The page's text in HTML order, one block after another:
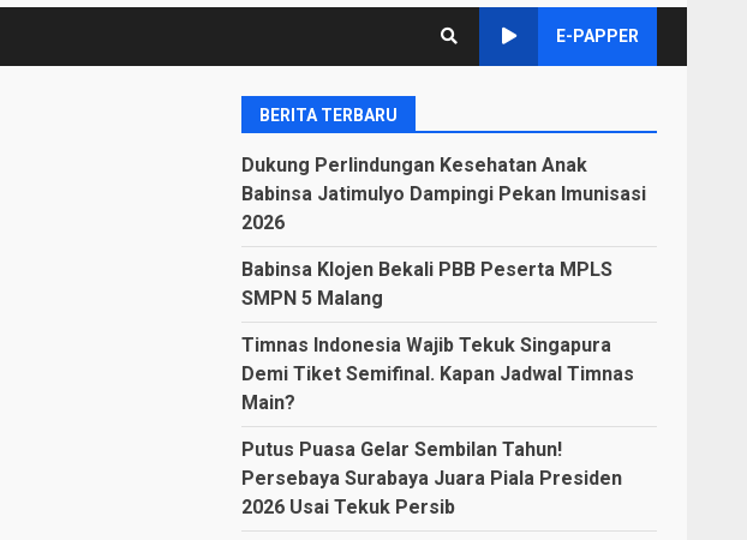
E-PAPPER
BERITA TERBARU
Dukung Perlindungan Kesehatan Anak
Babinsa Jatimulyo Dampingi Pekan Imunisasi
2026
Babinsa Klojen Bekali PBB Peserta MPLS
SMPN 5 Malang
Timnas Indonesia Wajib Tekuk Singapura
Demi Tiket Semifinal. Kapan Jadwal Timnas
Main?
Putus Puasa Gelar Sembilan Tahun!
Persebaya Surabaya Juara Piala Presiden
2026 Usai Tekuk Persib